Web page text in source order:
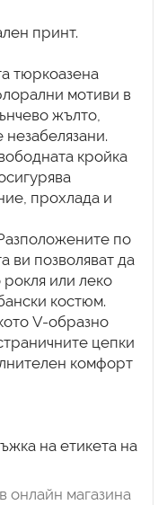
принт.
тюркоазена
мотиви в
жълто,
кройка
прохлада и
по
ви позволяват да
рокля или леко
костюм.
V-образно
цепки
комфорт
на етикета на
онлайн магазина